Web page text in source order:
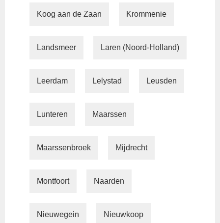
Koog aan de Zaan Krommenie
Landsmeer Laren (Noord-Holland)
Leerdam Lelystad Leusden
Lunteren Maarssen
Maarssenbroek Mijdrecht
Montfoort Naarden
Nieuwegein Nieuwkoop